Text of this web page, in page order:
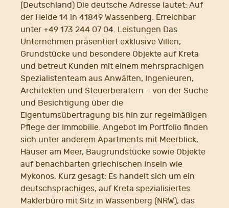
(Deutschland) Die deutsche Adresse lautet: Auf
der Heide 14 in 41849 Wassenberg. Erreichbar
unter +49 173 244 07 04. Leistungen Das
Unternehmen präsentiert exklusive Villen,
Grundstücke und besondere Objekte auf Kreta
und betreut Kunden mit einem mehrsprachigen
Spezialistenteam aus Anwälten, Ingenieuren,
Architekten und Steuerberatern – von der Suche
und Besichtigung über die
Eigentumsübertragung bis hin zur regelmäßigen
Pflege der Immobilie. Angebot Im Portfolio finden
sich unter anderem Apartments mit Meerblick,
Häuser am Meer, Baugrundstücke sowie Objekte
auf benachbarten griechischen Inseln wie
Mykonos. Kurz gesagt: Es handelt sich um ein
deutschsprachiges, auf Kreta spezialisiertes
Maklerbüro mit Sitz in Wassenberg (NRW), das